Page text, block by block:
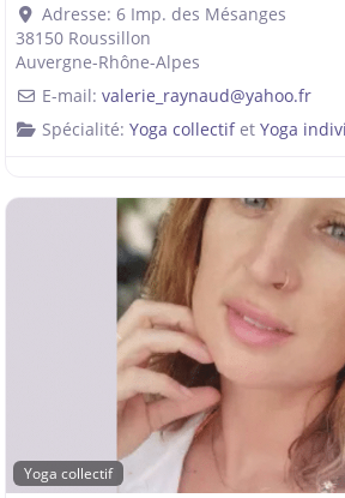
Adresse: 6 Imp. des Mésanges
38150 Roussillon
Auvergne-Rhône-Alpes
E-mail: valerie_raynaud@yahoo.fr
Spécialité: Yoga collectifet Yoga
Yoga collectif